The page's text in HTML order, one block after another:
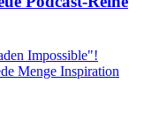
Impossible"!
Menge Inspiration